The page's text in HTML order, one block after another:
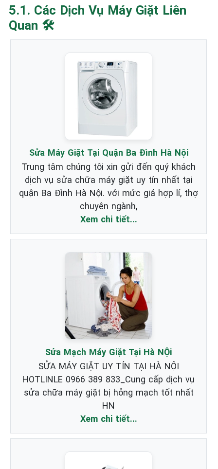
5.1. Các Dịch Vụ Máy Giặt Liên
Quan 🛠️
Sửa Máy Giặt Tại Quận Ba Đình Hà Nội
Trung tâm chúng tôi xin gửi đến quý khách
dịch vụ sửa chữa máy giặt uy tín nhất tại
quận Ba Đình Hà Nội. với mức giá hợp lí, thợ
chuyên ngành,
Xem chi tiết...
Sửa Mạch Máy Giặt Tại Hà NỘi
SỬA MÁY GIẶT UY TÍN TẠI HÀ NỘI
HOTLINLE 0966 389 833_Cung cấp dịch vụ
sửa chữa máy giặt bị hỏng mạch tốt nhất
HN
Xem chi tiết...